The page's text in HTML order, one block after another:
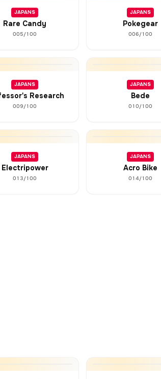
JAPANS
Rare Candy
005/100
JAPANS
Pokegear
006/100
JAPANS
Research
009/100
JAPANS
Bede
010/100
JAPANS
Electripower
013/100
JAPANS
Acro Bike
014/100